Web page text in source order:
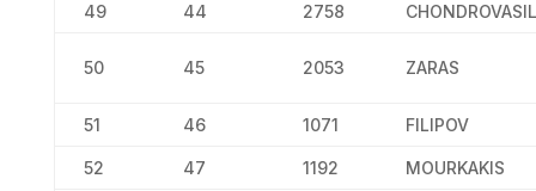
49 44 2758
50 45 2053 ZARAS
51 46 1071 FILIPOV
52 47 1192 MOURKAKIS